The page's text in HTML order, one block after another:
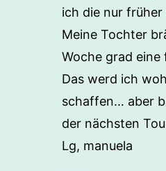
ich die nur
Meine Tochter
Woche grad eine
Das werd ich
schaffen… aber
der nächsten
Lg, manuela